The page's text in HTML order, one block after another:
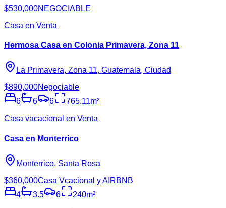
$530,000NEGOCIABLE
Casa en Venta
Hermosa Casa en Colonia Primavera, Zona 11
La Primavera, Zona 11, Guatemala, Ciudad
$890,000Negociable
6
6 6 765.11m²
Casa vacacional en Venta
Casa en Monterrico
Monterrico, Santa Rosa
$360,000Casa Vcacional y AIRBNB
4
3.5 6 240m²